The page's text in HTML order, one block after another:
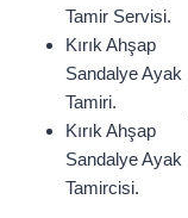
Tamir Servisi.
Kırık Ahşap
Sandalye Ayak
Tamiri.
Kırık Ahşap
Sandalye Ayak
Tamircisi.